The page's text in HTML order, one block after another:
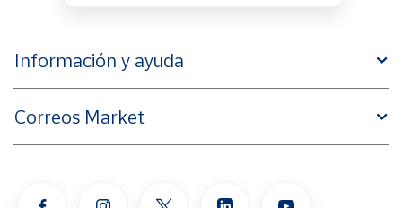
Información y ayuda
Correos Market